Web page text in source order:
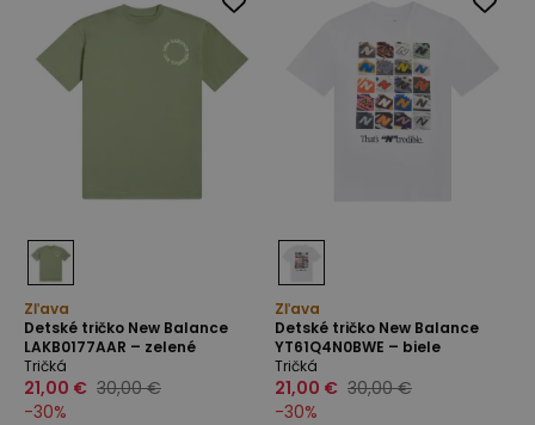
Zľava
Detské tričko New Balance
LAKB0177AAR – zelené
Tričká
21,00 € 30,00 €
-30%
Zľava
Detské tričko New Balance
YT61Q4N0BWE – biele
Tričká
21,00 € 30,00 €
-30%